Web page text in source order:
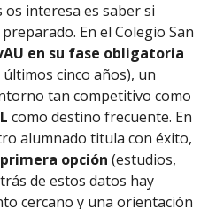
os interesa es saber si
En el Colegio San
en su fase obligatoria
cinco años), un
tan competitivo como
como destino frecuente. En
alumnado titula con éxito,
opción (estudios,
de estos datos hay
cercano y una orientación